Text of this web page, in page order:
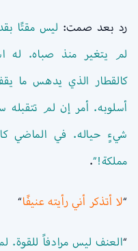
رد بعد صمت: ليس مقتًا
لم يتغير منذ صباه. له
كالقطار الذي يدهس ما
أسلوبه. أمر إن لم
شيءٍ حياله. في الماضي
مملكة!”.
“لا أتذكر أني رأيته عنيفًا“
“العنف ليس مرادفاً للقوة.